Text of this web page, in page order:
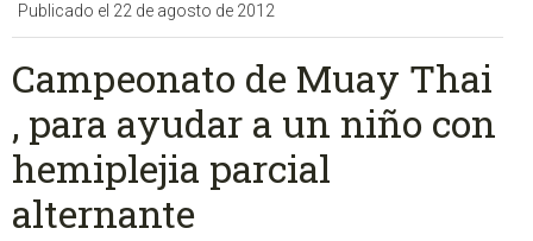
Publicado el 22 de agosto de 2012
Campeonato de Muay Thai
, para ayudar a un niño con
hemiplejia parcial
alternante